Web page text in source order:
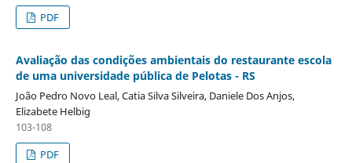
PDF
Avaliação das condições ambientais do restaurante escola
de uma universidade pública de Pelotas - RS
João Pedro Novo Leal, Catia Silva Silveira, Daniele Dos Anjos,
Elizabete Helbig
103-108
PDF